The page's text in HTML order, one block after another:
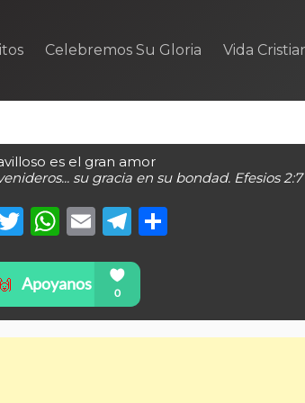
Celebremos Su Gloria Vida
es el gran amor
su gracia en su bondad. Efesios 2:7
Twitter
WhatsApp
EmailTelegram